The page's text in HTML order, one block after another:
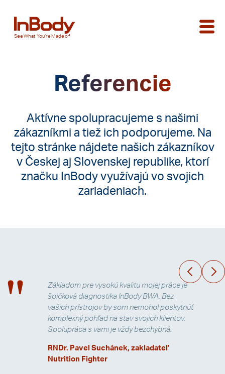
See What You’re Made of
Referencie
Aktívne spolupracujeme s našimi
zákazníkmi a tiež ich podporujeme. Na
tejto stránke nájdete našich zákazníkov
v Českej aj Slovenskej republike, ktorí
značku InBody využívajú vo svojich
zariadeniach.
Základom pre vysokú kvalitu mojej práce je
špičková diagnostika InBody BWA. Bez
vašich prístrojov by som nemohol poskytnúť
komplexný pohľad na stav svojich klientov.
Spolupráca s vami je vždy bezchybná.
RNDr. Pavel Suchánek, zakladateľ
Nutrition Fighter